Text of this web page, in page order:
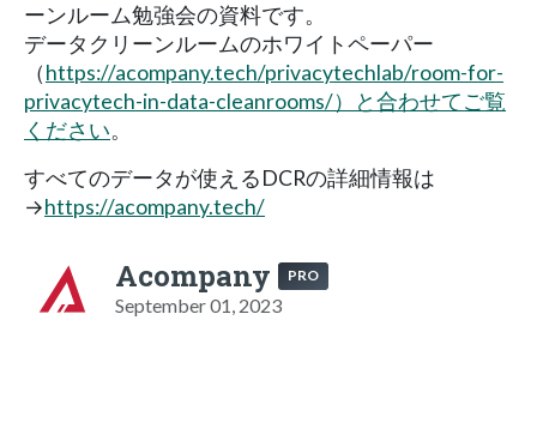
ーンルーム勉強会の資料です。
データクリーンルームのホワイトペーパー
（https://acompany.tech/privacytechlab/room-for-
privacytech-in-data-cleanrooms/）と合わせてご覧
ください。
すべてのデータが使えるDCRの詳細情報は
→https://acompany.tech/
Acompany PRO
September 01, 2023